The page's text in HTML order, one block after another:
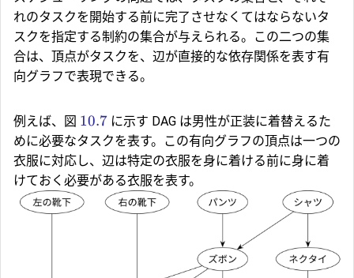
れのタスクを開始する前に完了させなくてはならないタ
スクを指定する制約の集合が与えられる。この二つの集
合は、頂点がタスクを、辺が直接的な依存関係を表す有
向グラフで表現できる。
例えば、図 10.7 に示す DAG は男性が正装に着替えるた
めに必要なタスクを表す。この有向グラフの頂点は一つの
衣服に対応し、辺は特定の衣服を身に着ける前に身に着
けておく必要がある衣服を表す。